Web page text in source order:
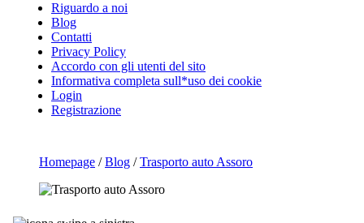
Riguardo a noi
Blog
Contatti
Privacy Policy
Accordo con gli utenti del sito
Informativa completa sull*uso dei cookie
Login
Registrazione
Homepage / Blog / Trasporto auto Assoro